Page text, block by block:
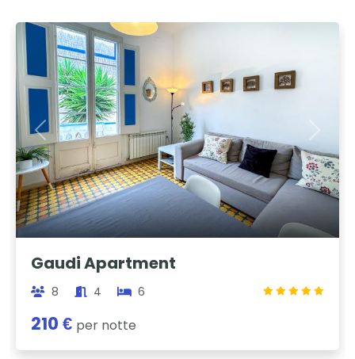
Previous Next
Gaudi Apartment
8 4 6
210 € per notte